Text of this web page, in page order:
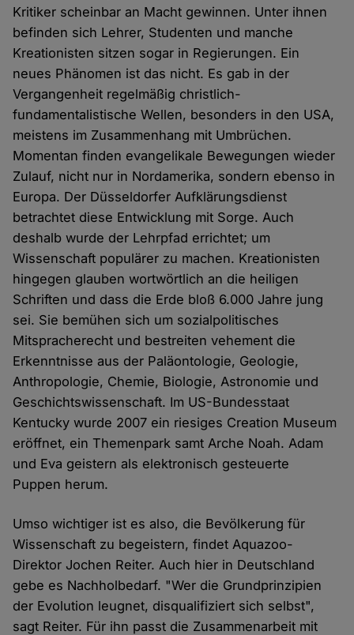
Kritiker scheinbar an Macht gewinnen. Unter ihnen
befinden sich Lehrer, Studenten und manche
Kreationisten sitzen sogar in Regierungen. Ein
neues Phänomen ist das nicht. Es gab in der
Vergangenheit regelmäßig christlich-
fundamentalistische Wellen, besonders in den USA,
meistens im Zusammenhang mit Umbrüchen.
Momentan finden evangelikale Bewegungen wieder
Zulauf, nicht nur in Nordamerika, sondern ebenso in
Europa. Der Düsseldorfer Aufklärungsdienst
betrachtet diese Entwicklung mit Sorge. Auch
deshalb wurde der Lehrpfad errichtet; um
Wissenschaft populärer zu machen. Kreationisten
hingegen glauben wortwörtlich an die heiligen
Schriften und dass die Erde bloß 6.000 Jahre jung
sei. Sie bemühen sich um sozialpolitisches
Mitspracherecht und bestreiten vehement die
Erkenntnisse aus der Paläontologie, Geologie,
Anthropologie, Chemie, Biologie, Astronomie und
Geschichtswissenschaft. Im US-Bundesstaat
Kentucky wurde 2007 ein riesiges Creation Museum
eröffnet, ein Themenpark samt Arche Noah. Adam
und Eva geistern als elektronisch gesteuerte
Puppen herum.
Umso wichtiger ist es also, die Bevölkerung für
Wissenschaft zu begeistern, findet Aquazoo-
Direktor Jochen Reiter. Auch hier in Deutschland
gebe es Nachholbedarf. "Wer die Grundprinzipien
der Evolution leugnet, disqualifiziert sich selbst",
sagt Reiter. Für ihn passt die Zusammenarbeit mit